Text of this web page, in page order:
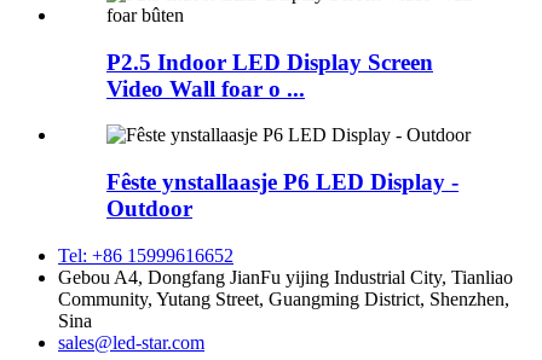
P2.5 Indoor LED Display Screen
Video Wall foar o ...
Fêste ynstallaasje P6 LED Display -
Outdoor
Tel: +86 15999616652
Gebou A4, Dongfang JianFu yijing Industrial City, Tianliao
Community, Yutang Street, Guangming District, Shenzhen,
Sina
sales@led-star.com